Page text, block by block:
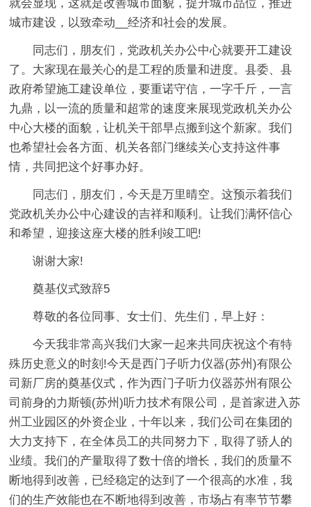
就会显现，这就是改善城市面貌，提升城市品位，推进
城市建设，以致牵动__经济和社会的发展。
同志们，朋友们，党政机关办公中心就要开工建设
了。大家现在最关心的是工程的质量和进度。县委、县
政府希望施工建设单位，要重诺守信，一字千斤，一言
九鼎，以一流的质量和超常的速度来展现党政机关办公
中心大楼的面貌，让机关干部早点搬到这个新家。我们
也希望社会各方面、机关各部门继续关心支持这件事
情，共同把这个好事办好。
同志们，朋友们，今天是万里晴空。这预示着我们
党政机关办公中心建设的吉祥和顺利。让我们满怀信心
和希望，迎接这座大楼的胜利竣工吧!
谢谢大家!
奠基仪式致辞5
尊敬的各位同事、女士们、先生们，早上好：
今天我非常高兴我们大家一起来共同庆祝这个有特
殊历史意义的时刻!今天是西门子听力仪器(苏州)有限公
司新厂房的奠基仪式，作为西门子听力仪器苏州有限公
司前身的力斯顿(苏州)听力技术有限公司，是首家进入苏
州工业园区的外资企业，十年以来，我们公司在集团的
大力支持下，在全体员工的共同努力下，取得了骄人的
业绩。我们的产量取得了数十倍的增长，我们的质量不
断地得到改善，已经稳定的达到了一个很高的水准，我
们的生产效能也在不断地得到改善，市场占有率节节攀